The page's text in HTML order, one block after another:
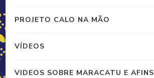
PROJETO CALO NA MÃO
VÍDEOS
VIDEOS SOBRE MARACATU E AFINS